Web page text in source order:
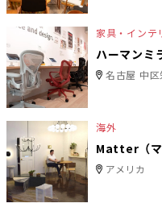
家具・インテ
ハーマンミ
名古屋 中区
海外
Matter（マ
アメリカ